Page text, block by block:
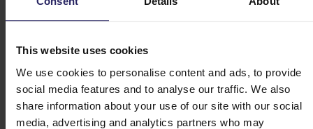
This website uses cookies
We use cookies to personalise content and ads, to provide
social media features and to analyse our traffic. We also
share information about your use of our site with our social
media, advertising and analytics partners who may